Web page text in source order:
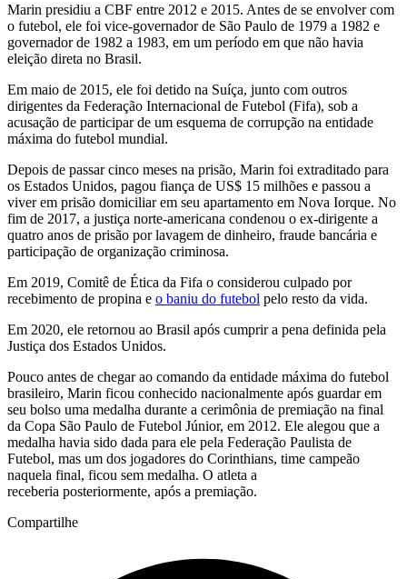
Marin presidiu a CBF entre 2012 e 2015. Antes de se envolver com
o futebol, ele foi vice-governador de São Paulo de 1979 a 1982 e
governador de 1982 a 1983, em um período em que não havia
eleição direta no Brasil.
Em maio de 2015, ele foi detido na Suíça, junto com outros
dirigentes da Federação Internacional de Futebol (Fifa), sob a
acusação de participar de um esquema de corrupção na entidade
máxima do futebol mundial.
Depois de passar cinco meses na prisão, Marin foi extraditado para
os Estados Unidos, pagou fiança de US$ 15 milhões e passou a
viver em prisão domiciliar em seu apartamento em Nova Iorque. No
fim de 2017, a justiça norte-americana condenou o ex-dirigente a
quatro anos de prisão por lavagem de dinheiro, fraude bancária e
participação de organização criminosa.
Em 2019, Comitê de Ética da Fifa o considerou culpado por
recebimento de propina e o baniu do futebol pelo resto da vida.
Em 2020, ele retornou ao Brasil após cumprir a pena definida pela
Justiça dos Estados Unidos.
Pouco antes de chegar ao comando da entidade máxima do futebol
brasileiro, Marin ficou conhecido nacionalmente após guardar em
seu bolso uma medalha durante a cerimônia de premiação na final
da Copa São Paulo de Futebol Júnior, em 2012. Ele alegou que a
medalha havia sido dada para ele pela Federação Paulista de
Futebol, mas um dos jogadores do Corinthians, time campeão
naquela final, ficou sem medalha. O atleta a
receberia posteriormente, após a premiação.
Compartilhe